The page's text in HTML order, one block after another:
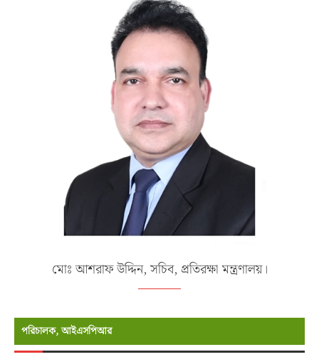
মোঃ আশরাফ উদ্দিন, সচিব, প্রতিরক্ষা মন্ত্রণালয়।
পরিচালক, আইএসপিআর